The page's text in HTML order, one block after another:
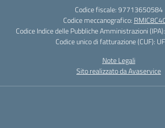
Codice fiscale: 97713650584
Codice meccanografico:
Codice Indice delle Pubbliche Amministrazioni
Codice unico di fatturazione (CUF):
Note Legali
Sito realizzato da Avaservice